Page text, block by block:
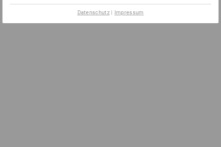
Datenschutz| Impressum